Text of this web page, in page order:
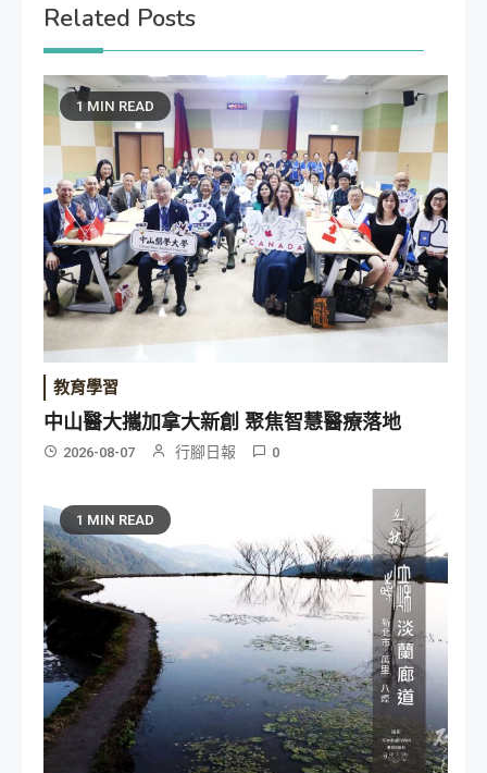
Related Posts
1 MIN READ
教育學習
中山醫大攜加拿大新創 聚焦智慧醫療落地
2026-08-07 行腳日報 0
1 MIN READ